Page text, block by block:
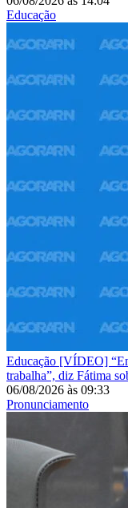
Educação
Educação [VÍDEO]
trabalha”, diz Fátima
06/08/2026 às 09:33
Pronunciamento